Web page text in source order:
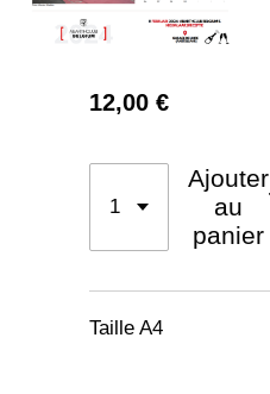
12,00 €
Ajouter
au
panier
Taille A4